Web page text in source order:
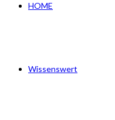
HOME
Wissenswert